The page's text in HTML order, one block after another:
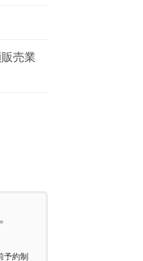
売業
予約制